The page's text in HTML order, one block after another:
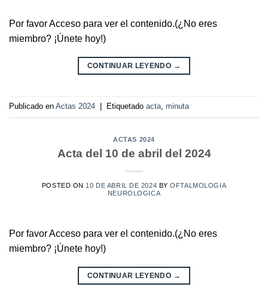
Por favor Acceso para ver el contenido.(¿No eres
miembro? ¡Únete hoy!)
CONTINUAR LEYENDO →
Publicado en Actas 2024 Etiquetado acta, minuta
ACTAS 2024
Acta del 10 de abril del 2024
POSTED ON 10 DE ABRIL DE 2024 BYOFTALMOLOGIA
NEUROLOGICA
Por favor Acceso para ver el contenido.(¿No eres
miembro? ¡Únete hoy!)
CONTINUAR LEYENDO →